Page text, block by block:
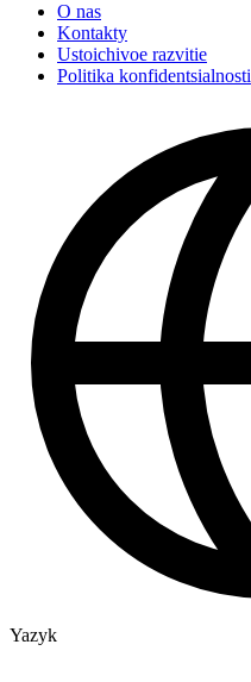
O nas
Kontakty
Ustoichivoe razvitie
Politika konfidentsialnosti
Yazyk